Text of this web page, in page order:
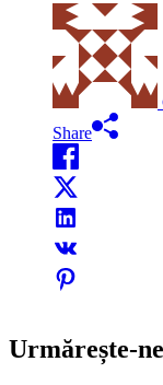
Share
Urmărește-